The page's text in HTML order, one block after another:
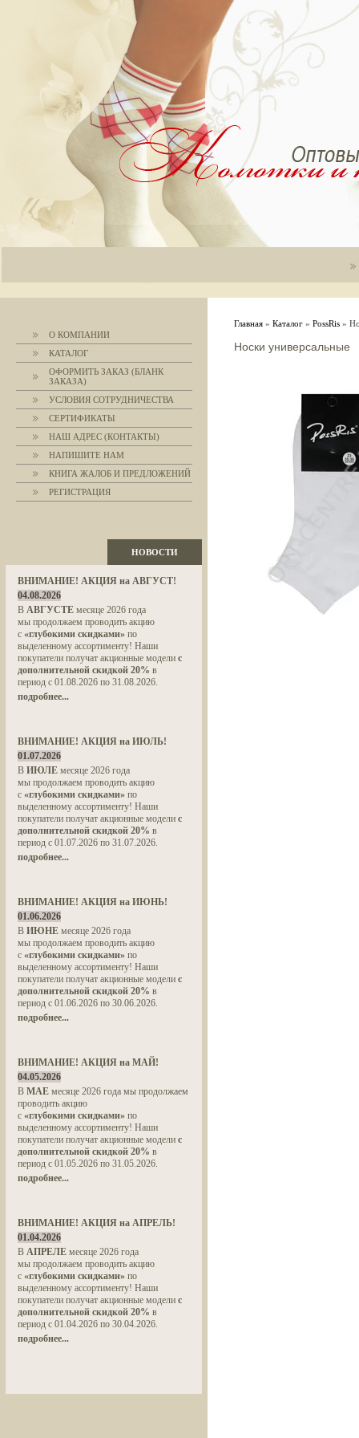
О КОМПАНИИ
КАТАЛОГ
ОФОРМИТЬ ЗАКАЗ (БЛАНК
ЗАКАЗА)
УСЛОВИЯ СОТРУДНИЧЕСТВА
СЕРТИФИКАТЫ
НАШ АДРЕС (КОНТАКТЫ)
НАПИШИТЕ НАМ
КНИГА ЖАЛОБ И ПРЕДЛОЖЕНИЙ
РЕГИСТРАЦИЯ
НОВОСТИ
ВНИМАНИЕ! АКЦИЯ на АВГУСТ!
04.08.2026
В АВГУСТЕ месяце 2026 года
мы продолжаем проводить акцию
с «глубокими скидками» по
выделенному ассортименту! Наши
покупатели получат акционные модели с
дополнительной скидкой 20% в
период с 01.08.2026 по 31.08.2026.
подробнее...
ВНИМАНИЕ! АКЦИЯ на ИЮЛЬ!
01.07.2026
В ИЮЛЕ месяце 2026 года
мы продолжаем проводить акцию
с «глубокими скидками» по
выделенному ассортименту! Наши
покупатели получат акционные модели с
дополнительной скидкой 20% в
период с 01.07.2026 по 31.07.2026.
подробнее...
ВНИМАНИЕ! АКЦИЯ на ИЮНЬ!
01.06.2026
В ИЮНЕ месяце 2026 года
мы продолжаем проводить акцию
с «глубокими скидками» по
выделенному ассортименту! Наши
покупатели получат акционные модели с
дополнительной скидкой 20% в
период с 01.06.2026 по 30.06.2026.
подробнее...
ВНИМАНИЕ! АКЦИЯ на МАЙ!
04.05.2026
В МАЕ месяце 2026 года мы продолжаем
проводить акцию
с «глубокими скидками» по
выделенному ассортименту! Наши
покупатели получат акционные модели с
дополнительной скидкой 20% в
период с 01.05.2026 по 31.05.2026.
подробнее...
ВНИМАНИЕ! АКЦИЯ на АПРЕЛЬ!
01.04.2026
В АПРЕЛЕ месяце 2026 года
мы продолжаем проводить акцию
с «глубокими скидками» по
выделенному ассортименту! Наши
покупатели получат акционные модели с
дополнительной скидкой 20% в
период с 01.04.2026 по 30.04.2026.
подробнее...
Главная » Каталог » PossRis »
Носки универсальные